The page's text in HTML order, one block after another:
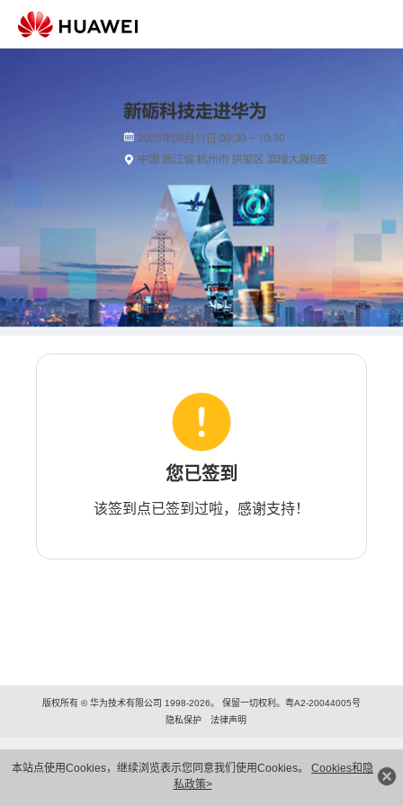
本站点使用Cookies，继续浏览表示您同意我们使用Cookies。 Cookies和隐
私政策>
您已签到
该签到点已签到过啦，感谢支持！
版权所有 © 华为技术有限公司 1998-2026。 保留一切权利。粤A2-20044005号
隐私保护
法律声明